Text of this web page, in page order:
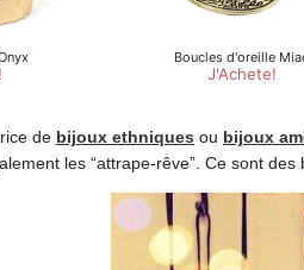
de bijoux ethniques ou bijoux
les “attrape-rêve”. Ce sont